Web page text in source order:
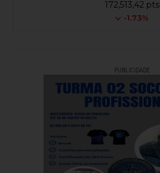
172,513,42 pts
-1.73%
PUBLICIDADE